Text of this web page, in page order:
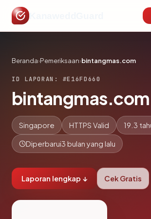
Beranda›Pemeriksaan›bintangmas.com
ID LAPORAN: #E16FD660
bintangmas.com
Singapore HTTPS Valid 19.3
Diperbarui3 bulan yang lalu
Laporan lengkap ↓ Cek Gratis